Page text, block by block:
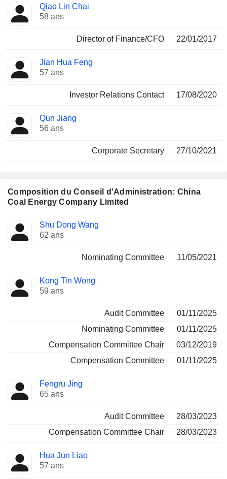
Qiao Lin Chai
58 ans
Director of Finance/CFO 22/01/2017
Jian Hua Feng
57 ans
Investor Relations Contact 17/08/2020
Qun Jiang
56 ans
Corporate Secretary 27/10/2021
Composition du Conseil d'Administration: China
Coal Energy Company Limited
Administrateur Comités
Shu Dong Wang
62 ans
Nominating Committee 11/05/2021
Kong Tin Wong
59 ans
Audit Committee
01/11/2025
Nominating Committee
01/11/2025
Compensation Committee Chair
03/12/2019
Compensation Committee
01/11/2025
Fengru Jing
65 ans
Audit Committee
28/03/2023
Compensation Committee Chair
28/03/2023
Hua Jun Liao
57 ans